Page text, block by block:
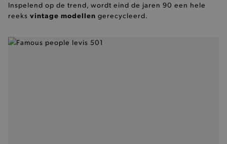
Inspelend op de trend, wordt eind de jaren 90 een hele
reeks vintage modellen gerecycleerd.
Basis cookies Analytische
Targeting
Functionaliteit
De strikt noodzakelijke cookies verbeteren jouw
smulervaring op de site en zorgen ervoor dat de